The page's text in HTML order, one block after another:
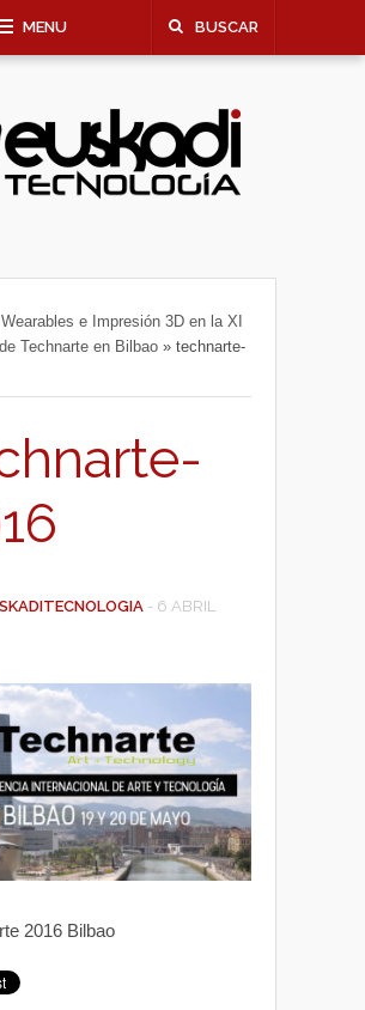
MENU BUSCAR
Wearables e Impresión 3D en la XI
Technarte en Bilbao » technarte-
- 6 ABRIL
2016 Bilbao